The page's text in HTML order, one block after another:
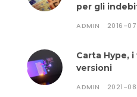
per gli
ADMIN 2016-
Carta Hype,
versioni
ADMIN 2021-